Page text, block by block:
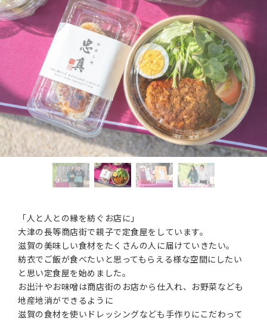
「人と人との縁を紡ぐお店に」
大津の長等商店街で親子で定食屋をしています。
滋賀の美味しい食材をたくさんの人に届けていきたい。
紡衣でご飯が食べたいと思ってもらえる様な空間にしたい
と思い定食屋を始めました。
お出汁やお味噌は商店街のお店から仕入れ、お野菜なども
地産地消ができるように
滋賀の食材を使いドレッシングなども手作りにこだわって